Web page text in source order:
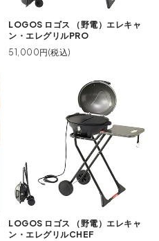
LOGOS ロゴス （野電）エレキャ
ン・エレグリルPRO
51,000円(税込)
LOGOS ロゴス （野電）エレキャ
ン・エレグリルCHEF